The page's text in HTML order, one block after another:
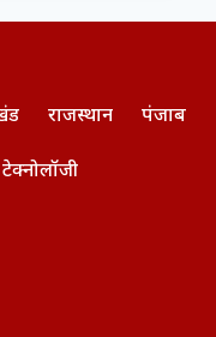
राजस्थान पंजाब
टेक्नोलॉजी